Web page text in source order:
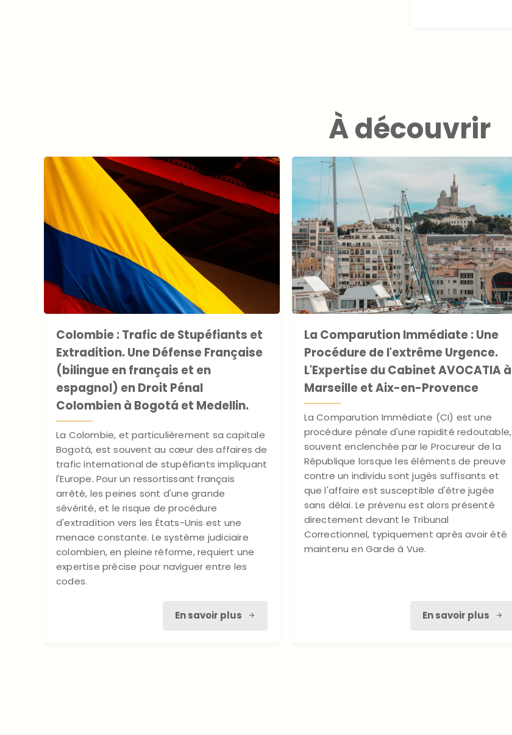
À découvrir
Colombie : Trafic de Stupéfiants et
Extradition. Une Défense Française
(bilingue en français et en
espagnol) en Droit Pénal
Colombien à Bogotá et Medellin.
La Colombie, et particulièrement sa capitale
Bogotá, est souvent au cœur des affaires de
trafic international de stupéfiants impliquant
l'Europe. Pour un ressortissant français
arrêté, les peines sont d'une grande
sévérité, et le risque de procédure
d'extradition vers les États-Unis est une
menace constante. Le système judiciaire
colombien, en pleine réforme, requiert une
expertise précise pour naviguer entre les
codes.
En savoir plus
La Comparution Immédiate : Une
Procédure de l'extrême Urgence.
L'Expertise du Cabinet AVOCATIA à
Marseille et Aix-en-Provence
La Comparution Immédiate (CI) est une
procédure pénale d'une rapidité redoutable,
souvent enclenchée par le Procureur de la
République lorsque les éléments de preuve
contre un individu sont jugés suffisants et
que l'affaire est susceptible d'être jugée
sans délai. Le prévenu est alors présenté
directement devant le Tribunal
Correctionnel, typiquement après avoir été
maintenu en Garde à Vue.
En savoir plus